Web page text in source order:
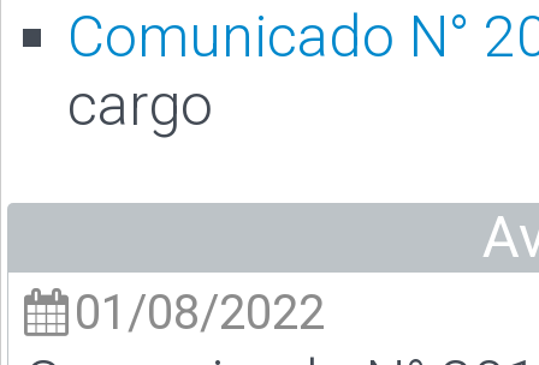
Comunicado N°
cargo
01/08/2022